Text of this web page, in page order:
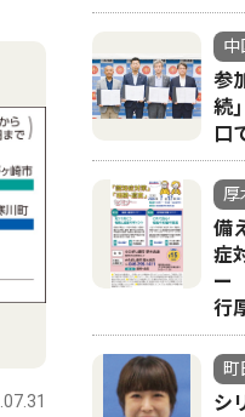
中
参
続
口
厚
備
症
ー
行
町
シ